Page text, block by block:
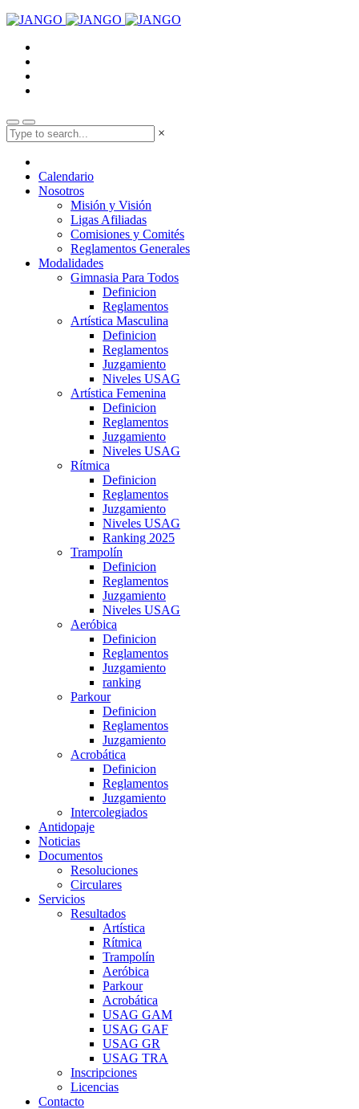
×
Calendario
Nosotros
Misión y Visión
Ligas Afiliadas
Comisiones y Comités
Reglamentos Generales
Modalidades
Gimnasia Para Todos
Definicion
Reglamentos
Artística Masculina
Definicion
Reglamentos
Juzgamiento
Niveles USAG
Artística Femenina
Definicion
Reglamentos
Juzgamiento
Niveles USAG
Rítmica
Definicion
Reglamentos
Juzgamiento
Niveles USAG
Ranking 2025
Trampolín
Definicion
Reglamentos
Juzgamiento
Niveles USAG
Aeróbica
Definicion
Reglamentos
Juzgamiento
ranking
Parkour
Definicion
Reglamentos
Juzgamiento
Acrobática
Definicion
Reglamentos
Juzgamiento
Intercolegiados
Antidopaje
Noticias
Documentos
Resoluciones
Circulares
Servicios
Resultados
Artística
Rítmica
Trampolín
Aeróbica
Parkour
Acrobática
USAG GAM
USAG GAF
USAG GR
USAG TRA
Inscripciones
Licencias
Contacto